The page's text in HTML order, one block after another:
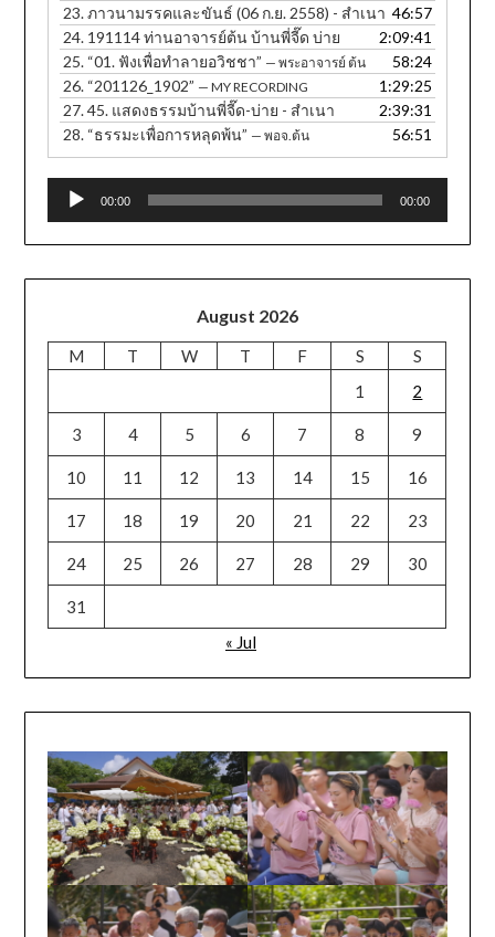
23.ภาวนามรรคและขันธ์ (06 ก.ย. 2558) - สำเนา 46:57
24. 191114 ท่านอาจารย์ต้น บ้านพี่จี๊ด บ่าย
2:09:41
25. “01. ฟังเพื่อทำลายอวิชชา” — พระอาจารย์ ต้น
58:24
26. “201126_1902” — MY RECORDING
1:29:25
27.45. แสดงธรรมบ้านพี่จี๊ด-บ่าย - สำเนา
2:39:31
28. “ธรรมะเพื่อการหลุดพ้น” — พอจ.ต้น 56:51
Audio
00:00 00:00
August 2026
M T W T F S
S
1
2
3 4 5 6 7 8 9
10 11 12 13 14 15 16
17 18 19 20 21 22 23
24 25 26 27 28 29 30
31
« Jul